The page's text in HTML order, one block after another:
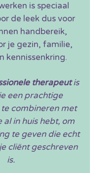
is speciaal
de leek dus voor
handbereik,
je gezin, familie,
kennissenkring.
therapeutis
een prachtige
combineren met
al in huis hebt, om
te geven die echt
cliënt geschreven
is.